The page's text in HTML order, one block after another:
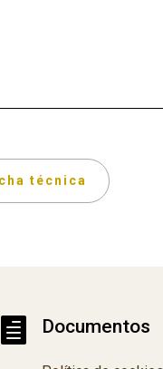
técnica
 Documentos